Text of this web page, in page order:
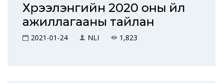
Хүрээлэнгийн 2020 оны үйл
ажиллагааны тайлан
2021-01-24 NLI 1,823